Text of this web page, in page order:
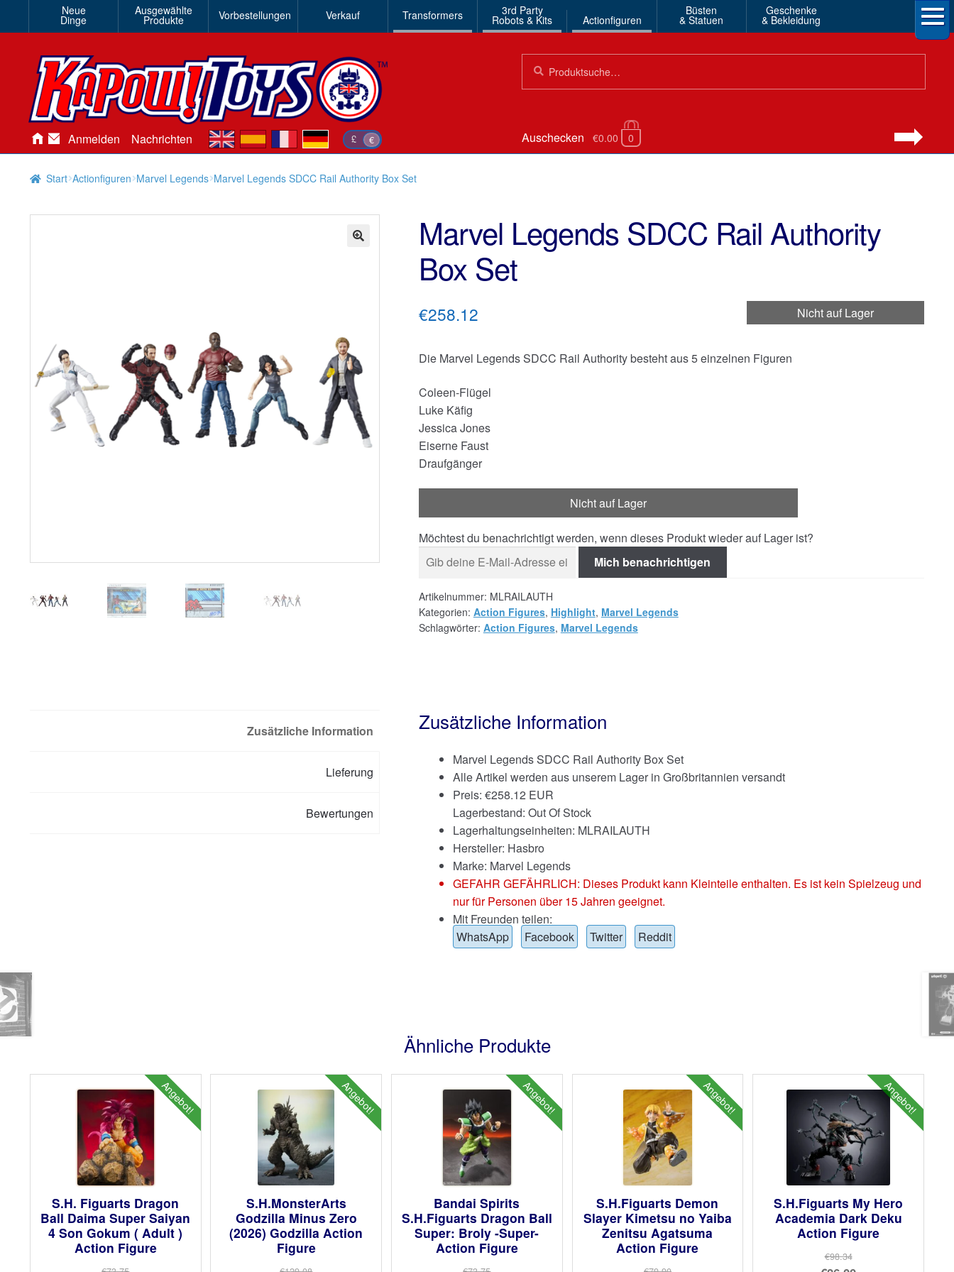
Neue
Dinge
Ausgewählte
Produkte Vorbestellungen Verkauf Transformers 3rd Party
Robots & Kits Actionfiguren
Büsten
& Statuen
Geschenke
& Bekleidung
nach:
Anmelden Nachrichten £ €
en es de Auschecken €0.00 0
Start Actionfiguren Marvel Legends Marvel Legends SDCC Rail Authority Box Set
Marvel Legends SDCC Rail Authority
Box Set
Nicht auf Lager
€258.12
Die Marvel Legends SDCC Rail Authority besteht aus 5 einzelnen Figuren
Coleen-Flügel
Luke Käfig
Jessica Jones
Eiserne Faust
Draufgänger
Nicht auf Lager
Möchtest du benachrichtigt werden, wenn dieses Produkt wieder auf Lager ist?
Mich benachrichtigen
Artikelnummer: MLRAILAUTH
Kategorien: Action Figures, Highlight, Marvel Legends
Schlagwörter: Action Figures, Marvel Legends
Zusätzliche Information
Lieferung
Bewertungen
Zusätzliche Information
Marvel Legends SDCC Rail Authority Box Set
Alle Artikel werden aus unserem Lager in Großbritannien versandt
Preis: €258.12 EUR
Lagerbestand: Out Of Stock
Lagerhaltungseinheiten: MLRAILAUTH
Hersteller: Hasbro
Marke: Marvel Legends
GEFAHR GEFÄHRLICH: Dieses Produkt kann Kleinteile enthalten. Es ist kein Spielzeug und
nur für Personen über 15 Jahren geeignet.
Mit Freunden teilen:
WhatsApp
Facebook Twitter Reddit
Ähnliche Produkte
Angebot!
S.H. Figuarts Dragon
Ball Daima Super Saiyan
4 Son Gokum ( Adult )
Action Figure
Angebot!
S.H.MonsterArts
Godzilla Minus Zero
(2026) Godzilla Action
Figure
Angebot!
Bandai Spirits
S.H.Figuarts Dragon Ball
Super: Broly -Super-
Action Figure
Angebot!
S.H.Figuarts Demon
Slayer Kimetsu no Yaiba
Zenitsu Agatsuma
Action Figure
Angebot!
S.H.Figuarts My Hero
Academia Dark Deku
Action Figure
€98.34